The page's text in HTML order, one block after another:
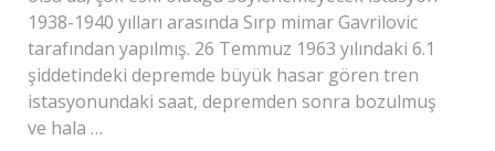
1938-1940 yılları arasında Sırp mimar Gavrilovic
tarafından yapılmış. 26 Temmuz 1963 yılındaki 6.1
şiddetindeki depremde büyük hasar gören tren
istasyonundaki saat, depremden sonra bozulmuş
ve hala …